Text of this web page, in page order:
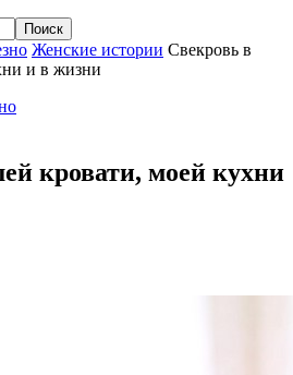
Женские истории Свекровь в
и в жизни
кровати, моей кухни